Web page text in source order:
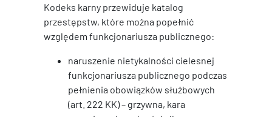
Kodeks karny przewiduje katalog
przestępstw, które można popełnić
względem funkcjonariusza publicznego:
naruszenie nietykalności cielesnej
funkcjonariusza publicznego podczas
pełnienia obowiązków służbowych
(art. 222 KK) – grzywna, kara